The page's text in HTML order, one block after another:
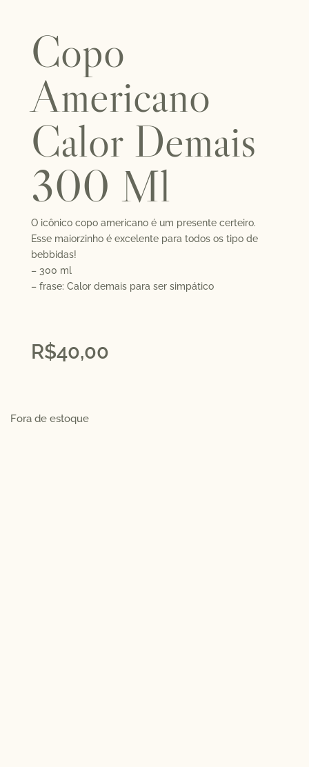
Copo
Americano
Calor Demais
300 Ml
O icônico copo americano é um presente certeiro.
Esse maiorzinho é excelente para todos os tipo de
bebbidas!
– 300 ml
– frase: Calor demais para ser simpático
R$40,00
Fora de estoque